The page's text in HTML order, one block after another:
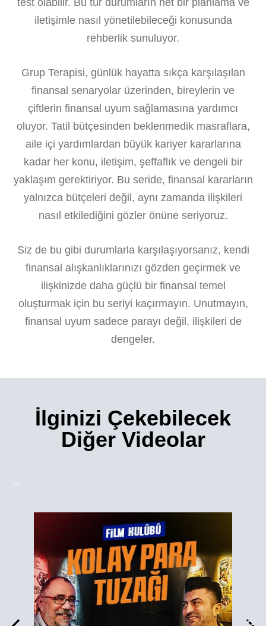
test olabilir. Bu tür durumların net bir planlama ve
iletişimle nasıl yönetilebileceği konusunda
rehberlik sunuluyor.
Grup Terapisi, günlük hayatta sıkça karşılaşılan
finansal senaryolar üzerinden, bireylerin ve
çiftlerin finansal uyum sağlamasına yardımcı
oluyor. Tatil bütçesinden beklenmedik masraflara,
aile içi yardımlardan büyük kariyer kararlarına
kadar her konu, iletişim, şeffaflık ve dengeli bir
yaklaşım gerektiriyor. Bu seride, finansal kararların
yalnızca bütçeleri değil, aynı zamanda ilişkileri
nasıl etkilediğini gözler önüne seriyoruz.
Siz de bu gibi durumlarla karşılaşıyorsanız, kendi
finansal alışkanlıklarınızı gözden geçirmek ve
ilişkinizde daha güçlü bir finansal temel
oluşturmak için bu seriyi kaçırmayın. Unutmayın,
finansal uyum sadece parayı değil, ilişkileri de
dengeler.
İlginizi Çekebilecek
Diğer Videolar